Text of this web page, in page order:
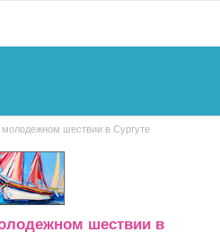
шествии в Сургуте
шествии в